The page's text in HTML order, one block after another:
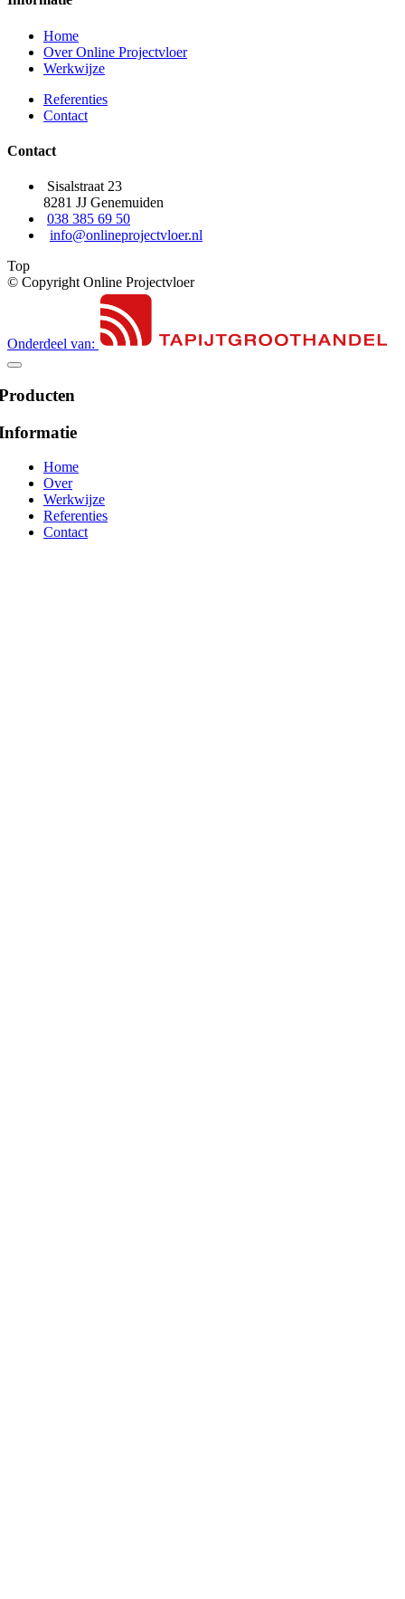
Home
Over Online Projectvloer
Werkwijze
Referenties
Contact
Contact
Sisalstraat 23
8281 JJ Genemuiden
038 385 69 50
info@onlineprojectvloer.nl
Top
© Copyright Online Projectvloer
Onderdeel van:
Home
Over
Werkwijze
Referenties
Contact